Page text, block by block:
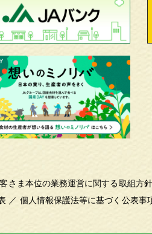
さま本位の業務運営に関する取組方針
／ 個人情報保護法等に基づく公表事